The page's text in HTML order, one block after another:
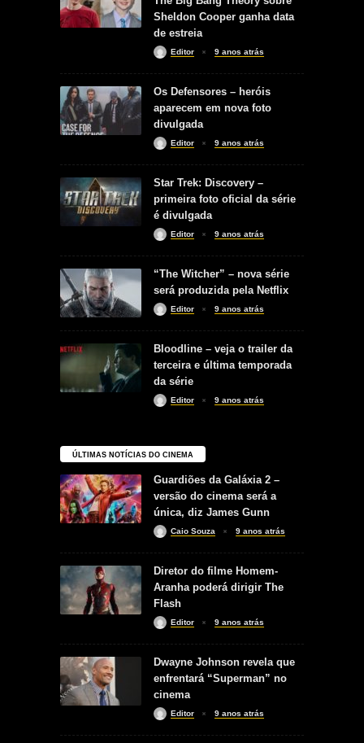
Sheldon Cooper ganha data
de estreia
Editor 9 anos atrás
Os Defensores – heróis
aparecem em nova foto
divulgada
Editor 9 anos atrás
Star Trek: Discovery –
primeira foto oficial da série
é divulgada
Editor 9 anos atrás
“The Witcher” – nova série
será produzida pela Netflix
Editor 9 anos atrás
Bloodline – veja o trailer da
terceira e última temporada
da série
Editor 9 anos atrás
ÚLTIMAS NOTÍCIAS DO CINEMA
Guardiões da Galáxia 2 –
versão do cinema será a
única, diz James Gunn
Caio Souza 9 anos atrás
Diretor do filme Homem-
Aranha poderá dirigir The
Flash
Editor 9 anos atrás
Dwayne Johnson revela que
enfrentará “Superman” no
cinema
Editor 9 anos atrás